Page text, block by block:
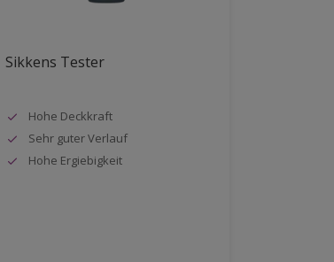
Sikkens Tester
Hohe Deckkraft
Sehr guter Verlauf
Hohe Ergiebigkeit